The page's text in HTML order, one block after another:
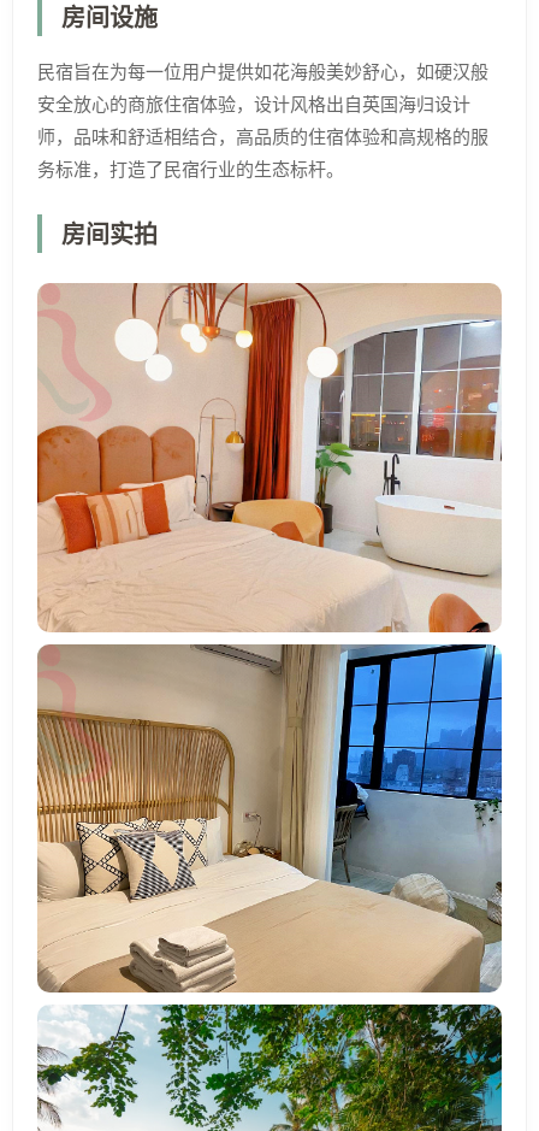
房间设施
民宿旨在为每一位用户提供如花海般美妙舒心，如硬汉般
安全放心的商旅住宿体验，设计风格出自英国海归设计
师，品味和舒适相结合，高品质的住宿体验和高规格的服
务标准，打造了民宿行业的生态标杆。
房间实拍